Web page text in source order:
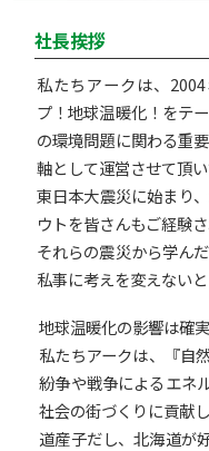
社長挨拶
私たちアークは、
プ！地球温暖化！をテ
の環境問題に関わる重
軸として運営させて頂い
東日本大震災に始まり
ウトを皆さんもご経験
それらの震災から学ん
私事に考えを変えない
地球温暖化の影響は確
私たちアークは、『自
紛争や戦争によるエネ
社会の街づくりに貢献し
道産子だし、北海道が